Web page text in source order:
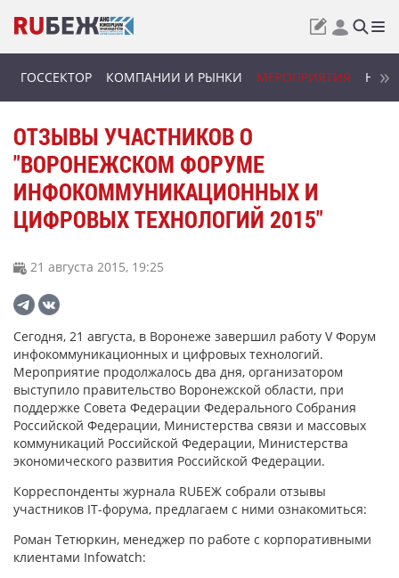
ГОССЕКТОР КОМПАНИИ И РЫНКИ МЕРОПРИЯТИЯ
ОТЗЫВЫ УЧАСТНИКОВ О
"ВОРОНЕЖСКОМ ФОРУМЕ
ИНФОКОММУНИКАЦИОННЫХ И
ЦИФРОВЫХ ТЕХНОЛОГИЙ 2015"
21 августа 2015, 19:25
Сегодня, 21 августа, в Воронеже завершил работу V Форум
инфокоммуникационных и цифровых технологий.
Мероприятие продолжалось два дня, организатором
выступило правительство Воронежской области, при
поддержке Совета Федерации Федерального Собрания
Российской Федерации, Министерства связи и массовых
коммуникаций Российской Федерации, Министерства
экономического развития Российской Федерации.
Корреспонденты журнала RUБЕЖ собрали отзывы
участников IT-форума, предлагаем с ними ознакомиться:
Роман Тетюркин, менеджер по работе с корпоративными
клиентами Infowatch: